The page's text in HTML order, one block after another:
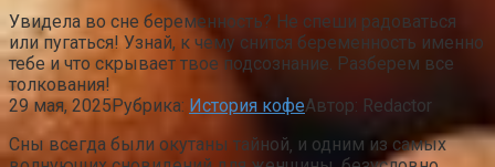
Увидела во сне беременность? Не спеши радоваться
или пугаться! Узнай, к чему снится беременность именно
тебе и что скрывает твое подсознание. Разберем все
толкования!
29 мая, 2025Рубрика: История кофеАвтор: Redactor
Сны всегда были окутаны тайной‚ и одним из самых